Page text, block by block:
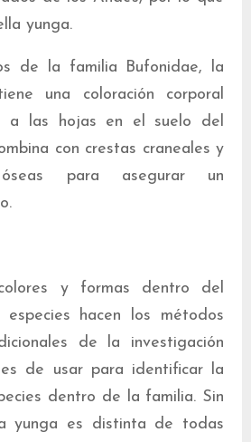
yunga.
de la familia Bufonidae, la
una coloración corporal
a las hojas en el suelo del
con crestas craneales y
óseas para asegurar un
y formas dentro del
hacen los métodos
de la investigación
de usar para identificar la
dentro de la familia. Sin
yunga es distinta de todas